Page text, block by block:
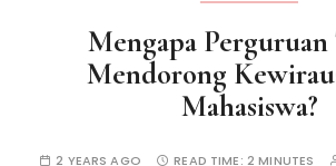
Mengapa
Mendorong
Mahasiswa?
2 YEARS AGO READ TIME: 2 MINUTES